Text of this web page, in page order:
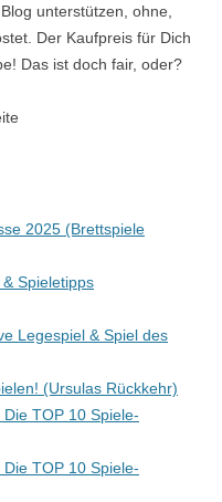
unterstützen, ohne,
Der Kaufpreis für Dich
Das ist doch fair, oder?
2025 (Brettspiele
Spieletipps
Legespiel & Spiel des
(Ursulas Rückkehr)
TOP 10 Spiele-
TOP 10 Spiele-